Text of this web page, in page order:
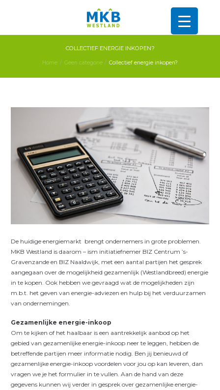
COLLECTIEF ENERGIE INKOPEN?
Home Geen categorie Collectief energie inkopen?
De huidige energiemarkt brengt ondernemers in grote problemen.
MKB Westland is daarom – ism initiatiefnemer BIZ Centrum ’s-
Gravenzande en BIZ Naaldwijk, met een aantal partijen het gesprek
aangegaan over de mogelijkheid gezamenlijk (Westlandbreed) energie
in te kopen. Ook hebben we gevraagd wat de mogelijkheden zijn
m.b.t. het geven van energie-adviezen en hulp bij het verduurzamen
van ondernemingen.
Gezamenlijke energie-inkoop
Om te kijken of het haalbaar is een aantrekkelijk aanbod op het
gebied van gezamenlijke energie-inkoop neer te leggen, hebben de
betreffende partijen meer informatie nodig. Ben jij benieuwd of
gezamenlijke energie-inkoop voordelen voor jou op kan leveren, dan
vragen we je het formulier in te vullen. Aan de hand van deze
gegevens kunnen wij verder in gesprek over gezamenlijke energie-